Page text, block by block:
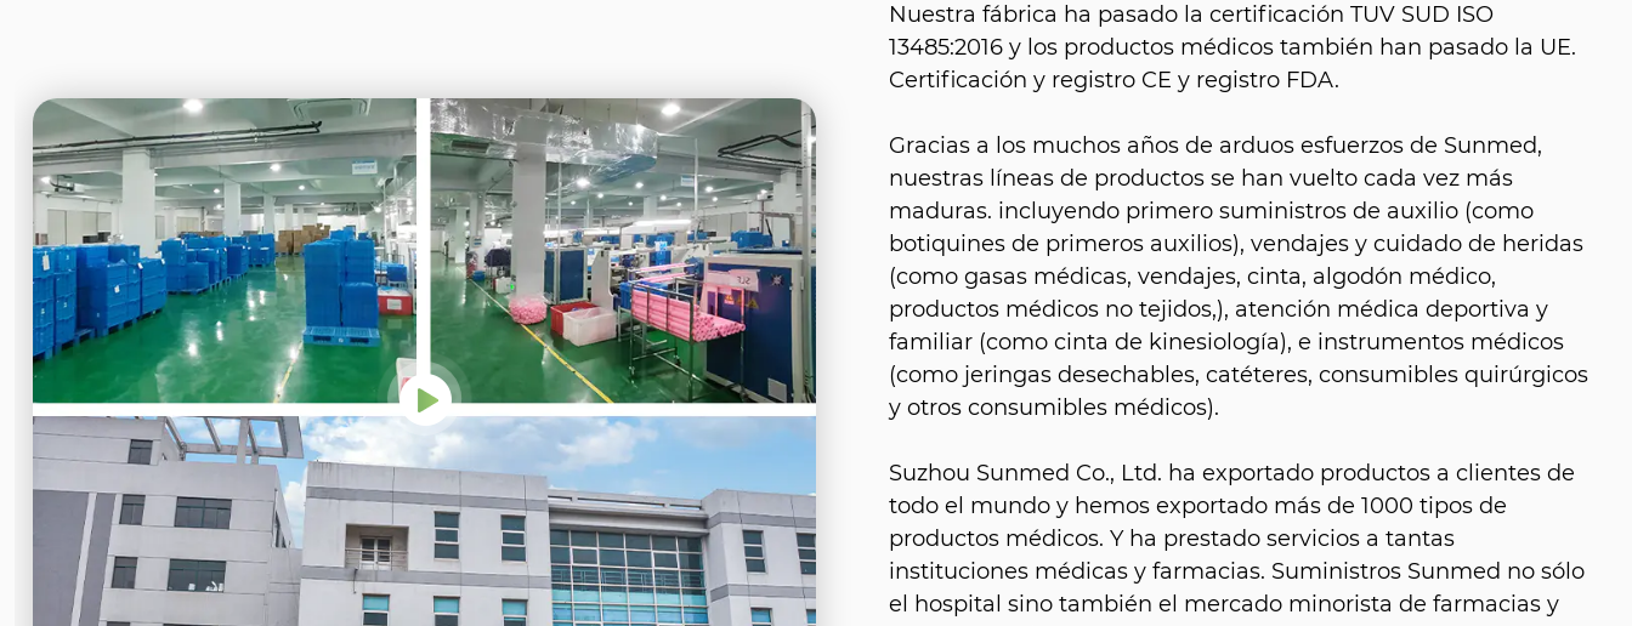
Nuestra fábrica ha pasado la certificación TUV SUD ISO
13485:2016 y los productos médicos también han pasado la UE.
Certificación y registro CE y registro FDA.
Gracias a los muchos años de arduos esfuerzos de Sunmed,
nuestras líneas de productos se han vuelto cada vez más
maduras. incluyendo primero suministros de auxilio (como
botiquines de primeros auxilios), vendajes y cuidado de heridas
(como gasas médicas, vendajes, cinta, algodón médico,
productos médicos no tejidos,), atención médica deportiva y
familiar (como cinta de kinesiología), e instrumentos médicos
(como jeringas desechables, catéteres, consumibles quirúrgicos
y otros consumibles médicos).
Suzhou Sunmed Co., Ltd. ha exportado productos a clientes de
todo el mundo y hemos exportado más de 1000 tipos de
productos médicos. Y ha prestado servicios a tantas
instituciones médicas y farmacias. Suministros Sunmed no sólo
el hospital sino también el mercado minorista de farmacias y